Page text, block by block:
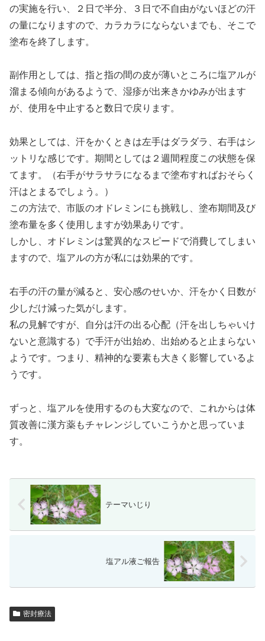
の実施を行い、２日で半分、３日で不自由がないほどの汗
の量になりますので、カラカラにならないまでも、そこで
塗布を終了します。
副作用としては、指と指の間の皮が薄いところに塩アルが
溜まる傾向があるようで、湿疹が出来きかゆみが出ます
が、使用を中止すると数日で戻ります。
効果としては、汗をかくときは左手はダラダラ、右手はシ
ットリな感じです。期間としては２週間程度この状態を保
てます。（右手がサラサラになるまで塗布すればおそらく
汗はとまるでしょう。）
この方法で、市販のオドレミンにも挑戦し、塗布期間及び
塗布量を多く使用しますが効果ありです。
しかし、オドレミンは驚異的なスピードで消費してしまい
ますので、塩アルの方が私には効果的です。
右手の汗の量が減ると、安心感のせいか、汗をかく日数が
少しだけ減った気がします。
私の見解ですが、自分は汗の出る心配（汗を出しちゃいけ
ないと意識する）で手汗が出始め、出始めると止まらない
ようです。つまり、精神的な要素も大きく影響しているよ
うです。
ずっと、塩アルを使用するのも大変なので、これからは体
質改善に漢方薬もチャレンジしていこうかと思っていま
す。
テーマいじり
塩アル液ご報告
密封療法